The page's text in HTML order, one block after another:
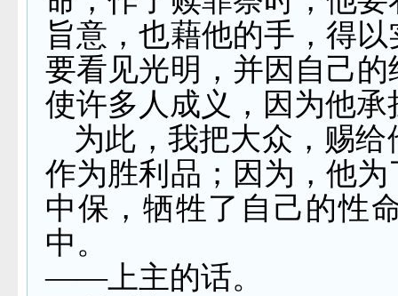
旨意，也藉他的手，得
要看见光明，并因自己
使许多人成义，因为他
为此，我把大众，赐
作为胜利品；因为，他
中保，牺牲了自己的性
中。
——上主的话。